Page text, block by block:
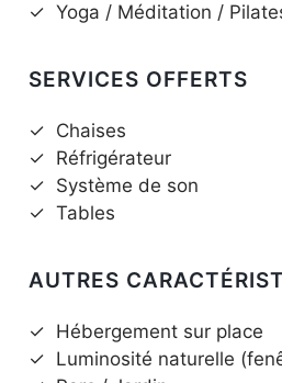
✓ Yoga / Méditation /
SERVICES OFFERTS
✓ Chaises
✓ Réfrigérateur
✓ Système de son
✓ Tables
AUTRES
✓ Hébergement sur place
✓ Luminosité naturelle